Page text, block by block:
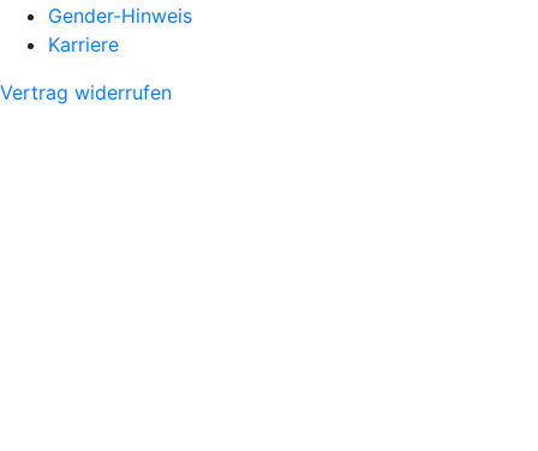
Gender-Hinweis
Karriere
Vertrag widerrufen